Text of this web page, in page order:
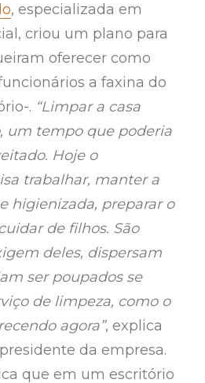
, especializada em
criou um plano para
oferecer como
a faxina do
. “Limpar a casa
um tempo que poderia
Hoje o
trabalhar, manter a
higienizada, preparar o
de filhos. São
deles, dispersam
ser poupados se
de limpeza, como o
agora”, explica
da empresa.
que em um escritório